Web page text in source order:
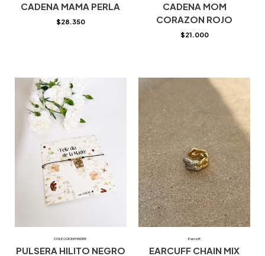
CADENA MAMA PERLA
$28.350
CADENA MOM
CORAZON ROJO
$21.000
COLECCION MADRE
PULSERA HILITO NEGRO
Earcuff
EARCUFF CHAIN MIX